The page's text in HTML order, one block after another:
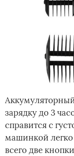
зарядку до 3
справится с
машинкой легко
всего две